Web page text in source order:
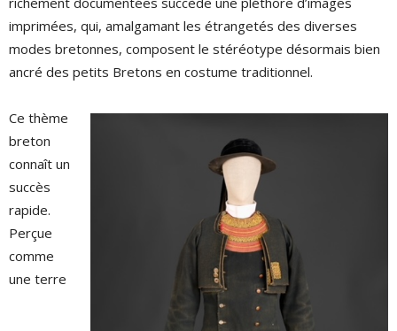
imprimées, qui, amalgamant les étrangetés des diverses
modes bretonnes, composent le stéréotype désormais bien
ancré des petits Bretons en costume traditionnel.
Ce thème
breton
connaît un
succès
rapide.
Perçue
comme
une terre